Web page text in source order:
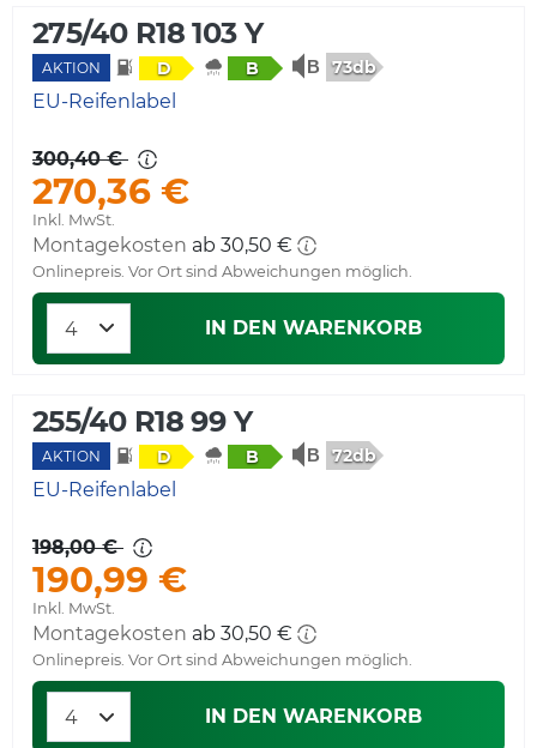
275/40 R18 103 Y
AKTION D B 73db
EU-Reifenlabel
300,40 €
270,36 €
Inkl. MwSt.
Montagekosten ab 30,50 €
Onlinepreis. Vor Ort sind Abweichungen möglich.
IN DEN WARENKORB
255/40 R18 99 Y
AKTION D B 72db
EU-Reifenlabel
198,00 €
190,99 €
Inkl. MwSt.
Montagekosten ab 30,50 €
Onlinepreis. Vor Ort sind Abweichungen möglich.
IN DEN WARENKORB